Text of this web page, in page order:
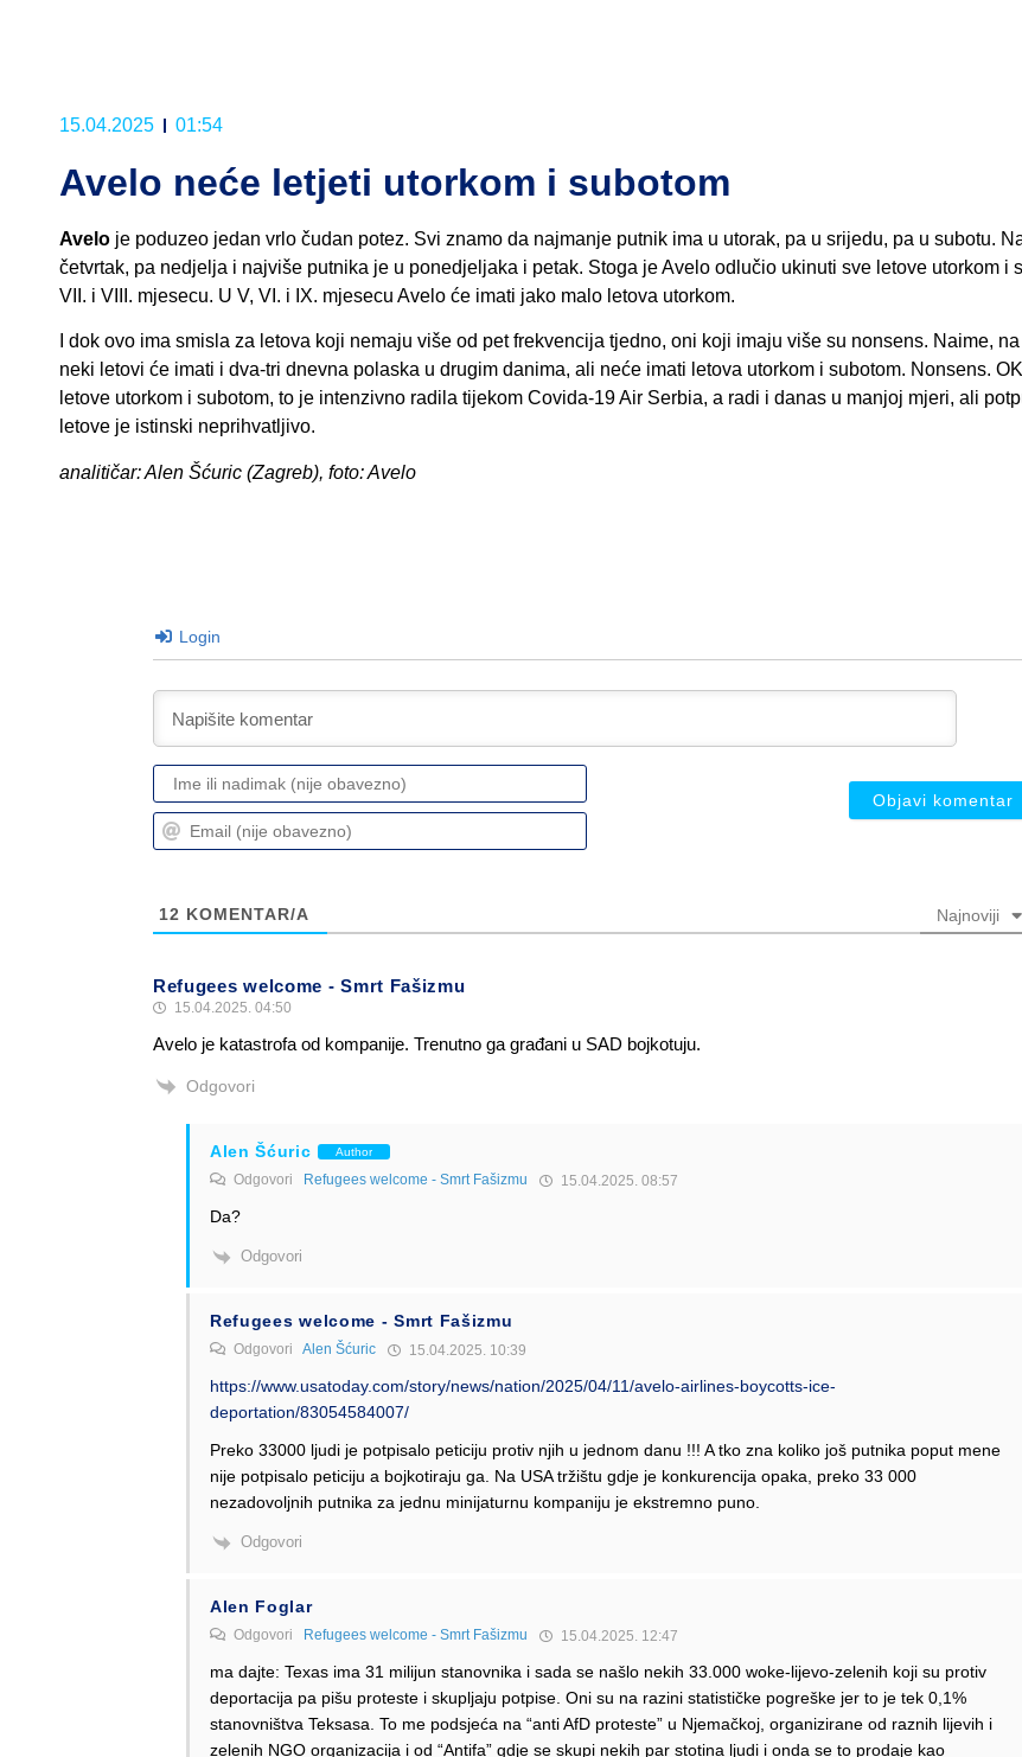
15.04.2025 01:54
Avelo neće letjeti utorkom i subotom
Avelo je poduzeo jedan vrlo čudan potez. Svi znamo da najmanje putnik ima u utorak, pa u srijedu, pa u subotu.
četvrtak, pa nedjelja i najviše putnika je u ponedjeljaka i petak. Stoga je Avelo odlučio ukinuti sve letove utorkom i
VII. i VIII. mjesecu. U V, VI. i IX. mjesecu Avelo će imati jako malo letova utorkom.
I dok ovo ima smisla za letova koji nemaju više od pet frekvencija tjedno, oni koji imaju više su nonsens. Naime,
neki letovi će imati i dva-tri dnevna polaska u drugim danima, ali neće imati letova utorkom i subotom. Nonsens.
letove utorkom i subotom, to je intenzivno radila tijekom Covida-19 Air Serbia, a radi i danas u manjoj mjeri, ali
letove je istinski neprihvatljivo.
analitičar: Alen Šćuric (Zagreb), foto: Avelo
Login
Ime
ili
nadimak
Email
(nije
12 KOMENTAR/A Najnoviji
Refugees welcome - Smrt Fašizmu
15.04.2025. 04:50
Avelo je katastrofa od kompanije. Trenutno ga građani u SAD bojkotuju.
Odgovori
Alen Šćuric Author
Odgovori Refugees welcome - Smrt Fašizmu 15.04.2025. 08:57
Da?
Odgovori
Refugees welcome - Smrt Fašizmu
Odgovori Alen Šćuric 15.04.2025. 10:39
https://www.usatoday.com/story/news/nation/2025/04/11/avelo-airlines-boycotts-ice-
deportation/83054584007/
Preko 33000 ljudi je potpisalo peticiju protiv njih u jednom danu !!! A tko zna koliko još putnika poput mene
nije potpisalo peticiju a bojkotiraju ga. Na USA tržištu gdje je konkurencija opaka, preko 33 000
nezadovoljnih putnika za jednu minijaturnu kompaniju je ekstremno puno.
Odgovori
Alen Foglar
Odgovori Refugees welcome - Smrt Fašizmu 15.04.2025. 12:47
ma dajte: Texas ima 31 milijun stanovnika i sada se našlo nekih 33.000 woke-lijevo-zelenih koji su protiv
deportacija pa pišu proteste i skupljaju potpise. Oni su na razini statističke pogreške jer to je tek 0,1%
stanovništva Teksasa. To me podsjeća na “anti AfD proteste” u Njemačkoj, organizirane od raznih lijevih i
zelenih NGO organizacija i od “Antifa” gdje se skupi nekih par stotina ljudi i onda se to prodaje kao